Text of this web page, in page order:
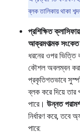
ব্লক তালিকায় থাকা
প্রশিক্ষিত
আক্রমণাত্মক সংকেত
ধরনের ওপর ভিত্তি
কৌশল অবলম্বন করা
প্রকৃতিগতভাবে
ব্লক করে দিয়ে তার
পারে। উন্নত
নির্ধারণ করে, তবে
পারে: